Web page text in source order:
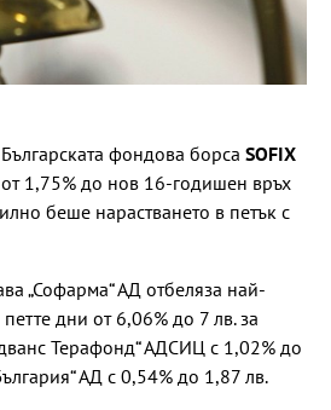
фондова борса SOFIX
от 1,75% до нов 16-годишен връх
беше нарастването в петък с
„Софарма“ АД отбеляза най-
дни от 6,06% до 7 лв. за
Терафонд“ АДСИЦ с 1,02% до
АД с 0,54% до 1,87 лв.